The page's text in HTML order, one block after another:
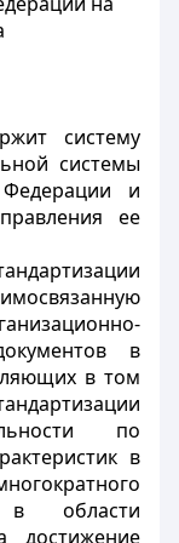
систему
системы
Федерации и
ее
в
в том
по
в
в области
достижение